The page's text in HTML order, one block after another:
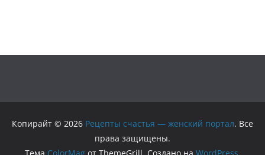
Копирайт © 2026 Рецепты счастья — женский портал. Все
права защищены.